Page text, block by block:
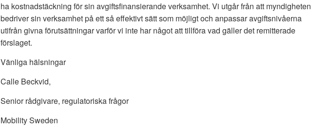
ha kostnadstäckning för sin avgiftsfinansierande verksamhet. Vi utgår från att myndigheten
bedriver sin verksamhet på ett så effektivt sätt som möjligt och anpassar avgiftsnivåerna
utifrån givna förutsättningar varför vi inte har något att tillföra vad gäller det remitterade
förslaget.
Vänliga hälsningar
Calle Beckvid,
Senior rådgivare, regulatoriska frågor
Mobility Sweden